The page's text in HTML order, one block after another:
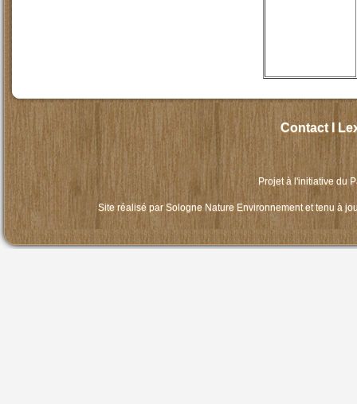
ContactI
Projet à l'initiative du
Site réalisé parSologne Nature Environnementet tenu à